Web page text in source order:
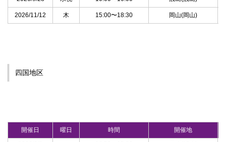
2026/11/12 木 15:00〜18:30 岡山(岡山)
四国地区
開催日 曜日 時間 開催地